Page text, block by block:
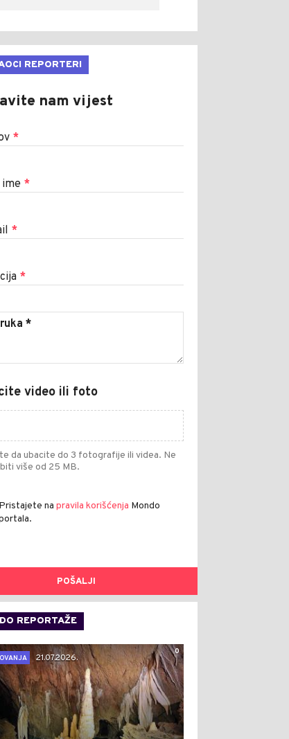
REPORTERI
nam vijest
*
ime *
*
*
video ili foto
da ubacite do 3 fotografije ili videa. Ne
više od 25 MB.
Pristajete na pravila korišćenja Mondo
POŠALJI
REPORTAŽE
0
21.07.2026.